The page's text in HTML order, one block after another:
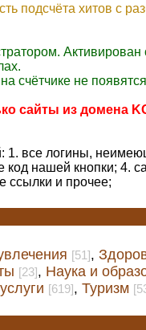
подсчёта хитов с
Активирован
счётчике не
сайты из домена
1. все логины,
код нашей кнопки; 4.
ссылки и прочее;
[51],
[23], Наука и
[619], Туризм